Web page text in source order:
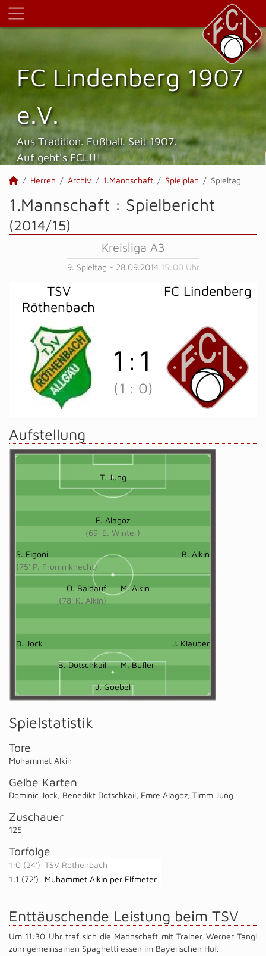
FC Lindenberg 1907
e.V.
Aus Tradition. Fußball. Seit 1907.
Auf geht's FCL!!!
Herren Archiv 1.Mannschaft Spielplan Spieltag
1.Mannschaft : Spielbericht
(2014/15)
Kreisliga A3
9. Spieltag - 28.09.2014 15:00 Uhr
TSV
Röthenbach
FC Lindenberg
1 : 1
(1 : 0)
Aufstellung
T. Jung
E. Alagöz
(69' E. Winter)
S. Figoni
(75' P. Frommknecht)
B. Alkin
O. Baldauf
(78' K. Alkin)
M. Alkin
D. Jock J. Klauber
B. Dotschkail M. Bufler
J. Goebel
Spielstatistik
Tore
Muhammet Alkin
Gelbe Karten
Dominic Jock, Benedikt Dotschkail, Emre Alagöz, Timm Jung
Zuschauer
125
Torfolge
1:0 (24') TSV Röthenbach
1:1 (72')
Muhammet Alkin per Elfmeter
Enttäuschende Leistung beim TSV
Um 11:30 Uhr traf sich die Mannschaft mit Trainer Werner Tangl
zum gemeinsamen Spaghetti essen im Bayerischen Hof.